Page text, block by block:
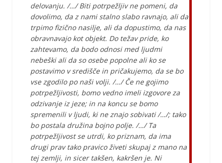
delovanju. /…/ Biti potrpežljiv ne pomeni, da
dovolimo, da z nami stalno slabo ravnajo, ali da
trpimo fizično nasilje, ali da dopustimo, da nas
obravnavajo kot objekt. Do težav pride, ko
zahtevamo, da bodo odnosi med ljudmi
nebeški ali da so osebe popolne ali ko se
postavimo v središče in pričakujemo, da se bo
vse zgodilo po naši volji. /…/ Če ne gojimo
potrpežljivosti, bomo vedno imeli izgovore za
odzivanje iz jeze; in na koncu se bomo
spremenili v ljudi, ki ne znajo sobivati /…/; tako
bo postala družina bojno polje. /…/ Ta
potrpežljivost se utrdi, ko priznam, da ima
drugi prav tako pravico živeti skupaj z mano na
tej zemlji, in sicer takšen, kakršen je. Ni